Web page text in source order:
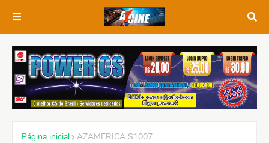
Página inicial AZAMERICA S1007